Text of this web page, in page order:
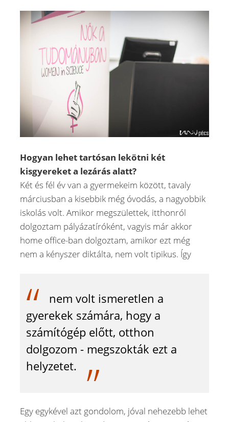
Hogyan lehet tartósan lekötni két
kisgyereket a lezárás alatt?
Két és fél év van a gyermekeim között, tavaly
márciusban a kisebbik még óvodás, a nagyobbik
iskolás volt. Amikor megszülettek, itthonról
dolgoztam pályázatíróként, vagyis már akkor
home office-ban dolgoztam, amikor ezt még
nem a kényszer diktálta, nem volt tipikus. Így
nem volt ismeretlen a
gyerekek számára, hogy a
számítógép előtt, otthon
dolgozom - megszokták ezt a
helyzetet.
Egy egykével azt gondolom, jóval nehezebb lehet